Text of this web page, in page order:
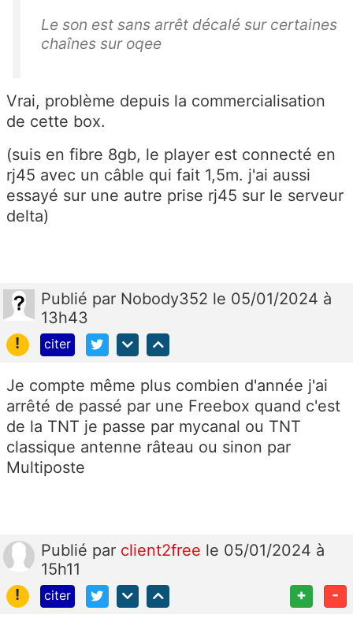
Le son est sans arrêt décalé sur certaines
chaînes sur oqee
Vrai, problème depuis la commercialisation
de cette box.
(suis en fibre 8gb, le player est connecté en
rj45 avec un câble qui fait 1,5m. j'ai aussi
essayé sur une autre prise rj45 sur le serveur
delta)
Publié par Nobody352 le 05/01/2024 à
13h43
!
citer
Je compte même plus combien d'année j'ai
arrêté de passé par une Freebox quand c'est
de la TNT je passe par mycanal ou TNT
classique antenne râteau ou sinon par
Multiposte
Publié par client2free le 05/01/2024 à
15h11
!
citer + -